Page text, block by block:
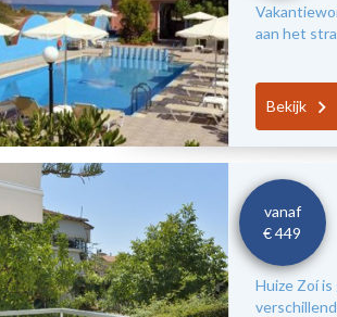
aan het
Bekijk
vanaf
€ 449
Huize Zoí